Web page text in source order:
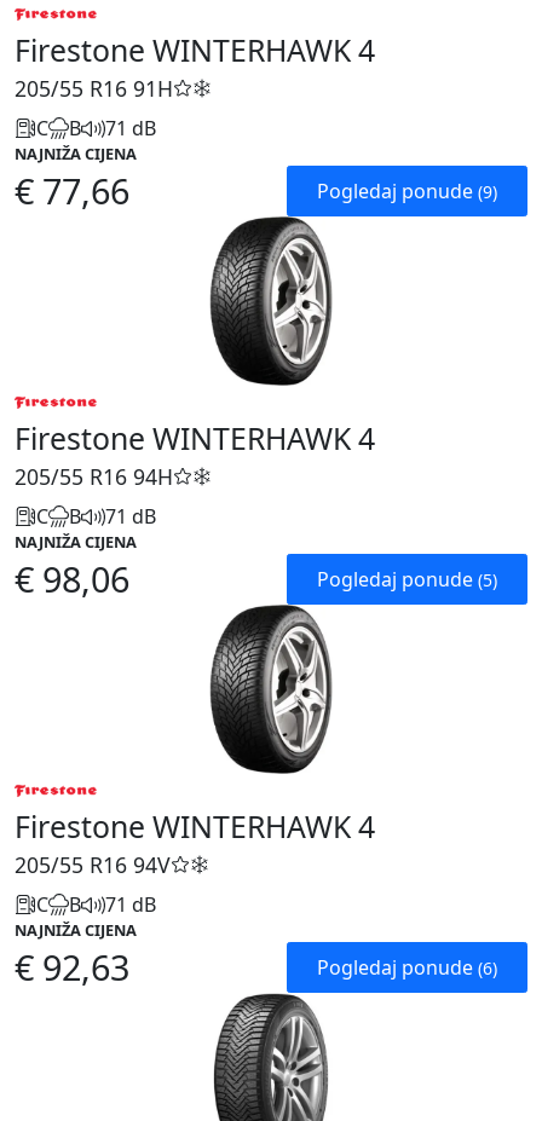
Firestone WINTERHAWK 4
205/55 R16 91H
C B 71 dB
NAJNIŽA CIJENA
€ 77,66 Pogledaj ponude (9)
Firestone WINTERHAWK 4
205/55 R16 94H
C B 71 dB
NAJNIŽA CIJENA
€ 98,06 Pogledaj ponude (5)
Firestone WINTERHAWK 4
205/55 R16 94V
C B 71 dB
NAJNIŽA CIJENA
€ 92,63 Pogledaj ponude (6)